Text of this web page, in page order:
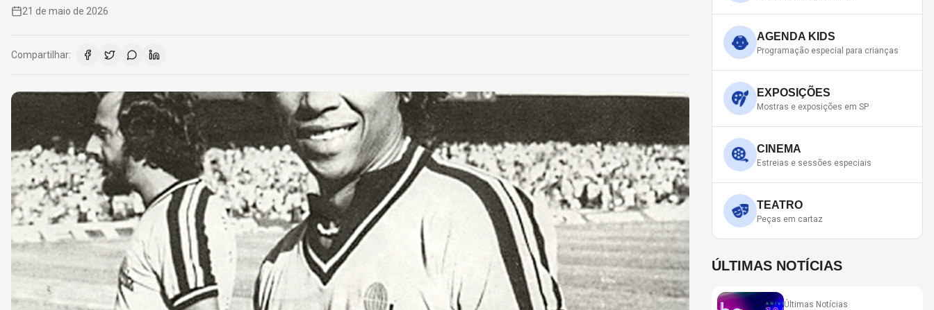
21 de maio de 2026
Compartilhar:
AGENDA KIDS
Programação especial para crianças
EXPOSIÇÕES
Mostras e exposições em SP
CINEMA
Estreias e sessões especiais
TEATRO
Peças em cartaz
ÚLTIMAS NOTÍCIAS
Últimas Notícias